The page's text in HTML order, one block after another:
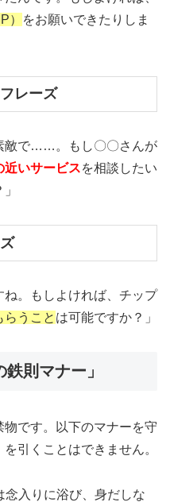
）
をお願いできたりしま
レーズ
敵で……。もし〇〇さんが
近いサービスを相談したい
ね。もしよければ、チップ
うこと は可能ですか？」
則マナー」
です。以下のマナーを守
引くことはできません。
念入りに浴び、身だしな